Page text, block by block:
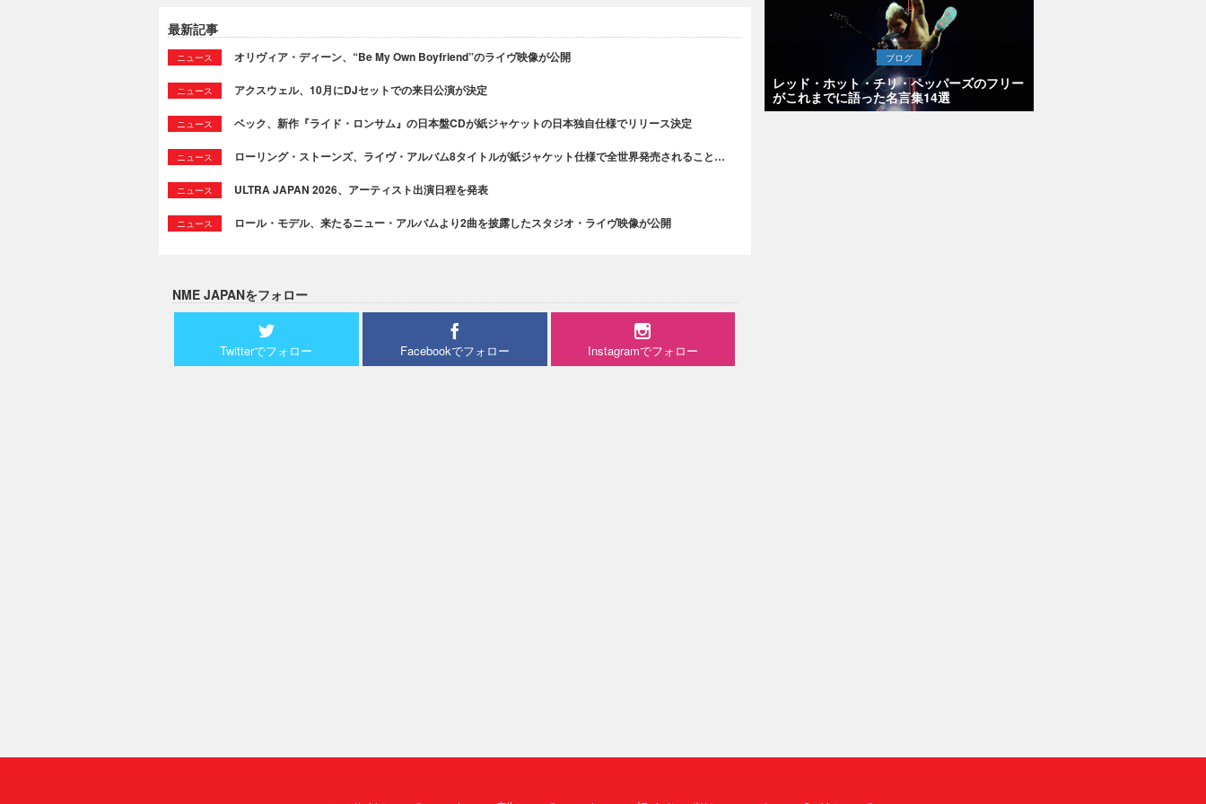
最新記事
ニュース オリヴィア・ディーン、“Be My Own Boyfriend”のライヴ映像が公開
ニュース アクスウェル、10月にDJセットでの来日公演が決定
ニュース ベック、新作『ライド・ロンサム』の日本盤CDが紙ジャケットの日本独自仕様でリリース決定
ニュース ローリング・ストーンズ、ライヴ・アルバム8タイトルが紙ジャケット仕様で全世界発売されること…
ニュース ULTRA JAPAN 2026、アーティスト出演日程を発表
ニュース ロール・モデル、来たるニュー・アルバムより2曲を披露したスタジオ・ライヴ映像が公開
NME JAPANをフォロー
Twitterでフォロー Facebookでフォロー Instagramでフォロー
ブログ
レッド・ホット・チリ・ペッパーズのフリー
がこれまでに語った名言集14選